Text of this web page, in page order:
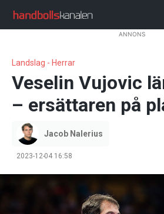
ANNONS
Landslag - Herrar
Veselin Vujovic
– ersättaren på
Jacob Nalerius
2023-12-04 16:58